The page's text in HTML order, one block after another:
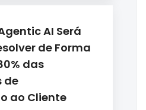
AI Será
de Forma
das
de
ao Cliente